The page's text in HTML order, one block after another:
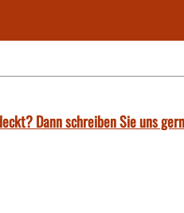
Dann schreiben Sie uns